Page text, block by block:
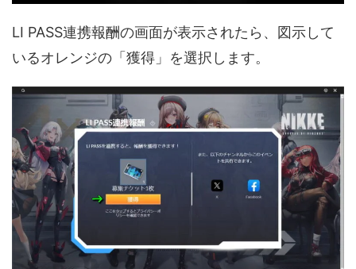
LI PASS連携報酬の画面が表示されたら、図示して
いるオレンジの「獲得」を選択します。